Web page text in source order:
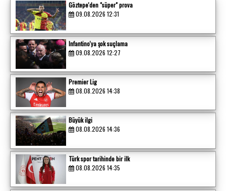
Göztepe'den "süper" prova
09.08.2026 12:31
Infantino'ya şok suçlama
09.08.2026 12:27
Premier Lig
08.08.2026 14:38
Büyük ilgi
08.08.2026 14:36
Türk spor tarihinde bir ilk
08.08.2026 14:35